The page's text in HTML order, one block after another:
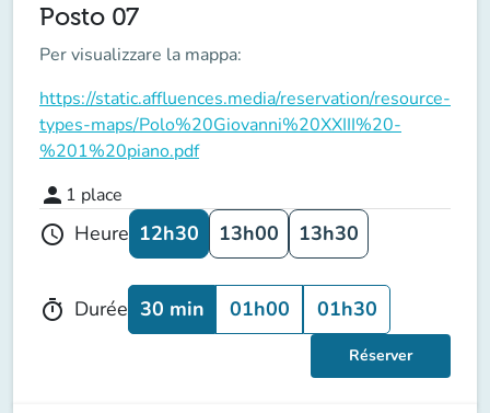
Posto 07
Per visualizzare la mappa:
https://static.affluences.media/reservation/resource-
types-maps/Polo%20Giovanni%20XXIII%20-
%201%20piano.pdf
person 1 place
schedule Heure 12h30 13h00 13h30
timer Durée 30 min 01h00 01h30
Réserver